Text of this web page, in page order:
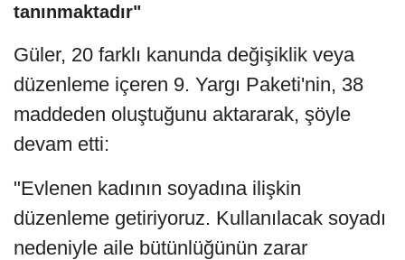
tanınmaktadır"
Güler, 20 farklı kanunda değişiklik veya
düzenleme içeren 9. Yargı Paketi'nin, 38
maddeden oluştuğunu aktararak, şöyle
devam etti:
"Evlenen kadının soyadına ilişkin
düzenleme getiriyoruz. Kullanılacak soyadı
nedeniyle aile bütünlüğünün zarar